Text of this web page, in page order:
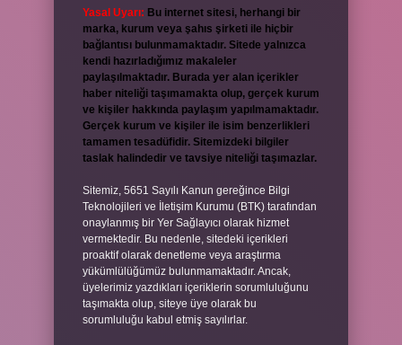
Yasal Uyarı: Bu internet sitesi, herhangi bir
marka, kurum veya şahıs şirketi ile hiçbir
bağlantısı bulunmamaktadır. Sitede yalnızca
kendi hazırladığımız makaleler
paylaşılmaktadır. Burada yer alan içerikler
haber niteliği taşımamakta olup, gerçek kurum
ve kişiler hakkında paylaşım yapılmamaktadır.
Gerçek kurum ve kişiler ile isim benzerlikleri
tamamen tesadüfidir. Sitemizdeki bilgiler
taslak halindedir ve tavsiye niteliği taşımazlar.
Sitemiz, 5651 Sayılı Kanun gereğince Bilgi
Teknolojileri ve İletişim Kurumu (BTK) tarafından
onaylanmış bir Yer Sağlayıcı olarak hizmet
vermektedir. Bu nedenle, sitedeki içerikleri
proaktif olarak denetleme veya araştırma
yükümlülüğümüz bulunmamaktadır. Ancak,
üyelerimiz yazdıkları içeriklerin sorumluluğunu
taşımakta olup, siteye üye olarak bu
sorumluluğu kabul etmiş sayılırlar.